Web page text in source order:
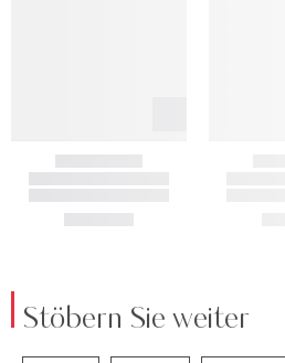
Stöbern Sie weiter